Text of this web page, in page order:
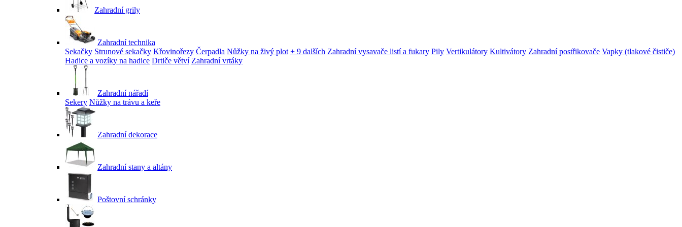
Zahradní grily
Zahradní technika
Sekačky Strunové sekačky Křovinořezy Čerpadla Nůžky na živý plot + 9 dalších Zahradní vysavače listí a fukary Pily Vertikulátory Kultivátory Zahradní postřikovače Vapky (tlakové čističe)
Hadice a vozíky na hadice Drtiče větví Zahradní vrtáky
Zahradní nářadí
Sekery Nůžky na trávu a keře
Zahradní dekorace
Zahradní stany a altány
Poštovní schránky